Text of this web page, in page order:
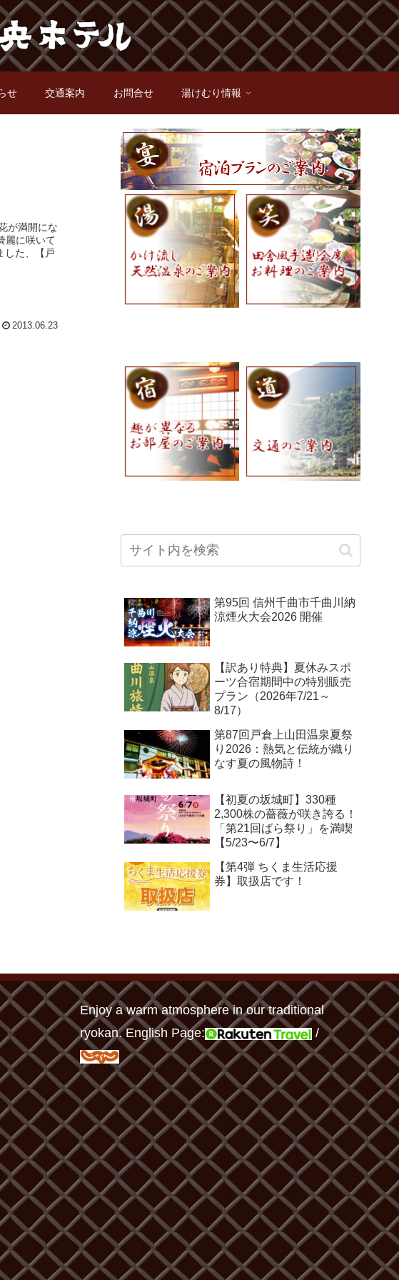
せ 交通案内 お問合せ 湯けむり情報
が満開にな
麗に咲いて
した、【戸
2013.06.23
第95回 信州千曲市千曲川納
涼煙火大会2026 開催
【訳あり特典】夏休みスポ
ーツ合宿期間中の特別販売
プラン（2026年7/21～
8/17）
第87回戸倉上山田温泉夏祭
り2026：熱気と伝統が織り
なす夏の風物詩！
【初夏の坂城町】330種
2,300株の薔薇が咲き誇る！
「第21回ばら祭り」を満喫
【5/23〜6/7】
【第4弾 ちくま生活応援
券】取扱店です！
Enjoy a warm atmosphere in our traditional
ryokan. English Page:
/